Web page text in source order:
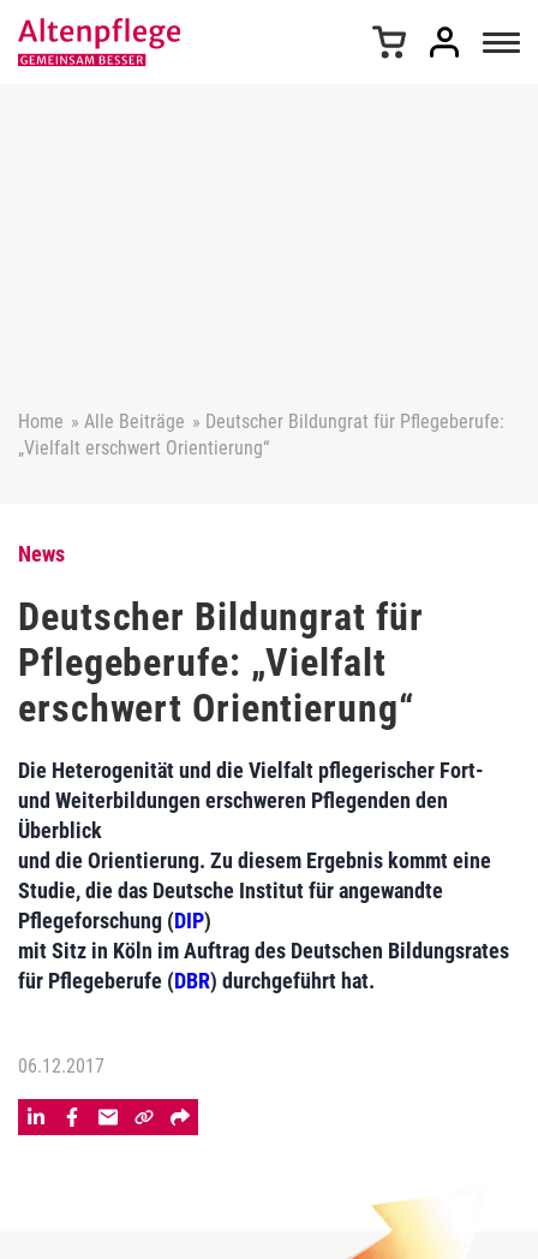
Home » Alle Beiträge » Deutscher Bildungrat für Pflegeberufe:
„Vielfalt erschwert Orientierung“
News
Deutscher Bildungrat für
Pflegeberufe: „Vielfalt
erschwert Orientierung“
Die Heterogenität und die Vielfalt pflegerischer Fort-
und Weiterbildungen erschweren Pflegenden den
Überblick
und die Orientierung. Zu diesem Ergebnis kommt eine
Studie, die das Deutsche Institut für angewandte
Pflegeforschung (DIP)
mit Sitz in Köln im Auftrag des Deutschen Bildungsrates
für Pflegeberufe (DBR) durchgeführt hat.
06.12.2017